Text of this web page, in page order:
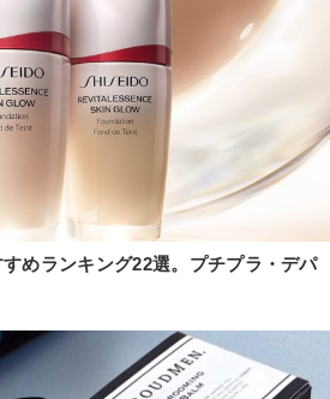
めランキング22選。プチプラ・デパ